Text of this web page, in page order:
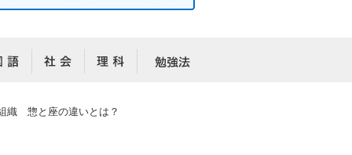
織 惣と座の違いとは？